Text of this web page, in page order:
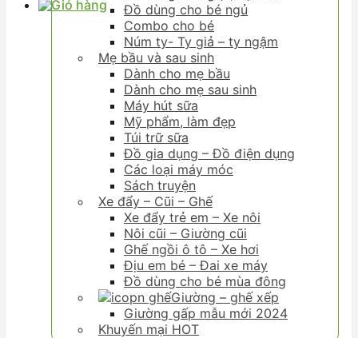
Đồ dùng cho bé ngủ
Combo cho bé
Núm ty- Ty giả – ty ngậm
Mẹ bầu và sau sinh
Dành cho mẹ bầu
Dành cho mẹ sau sinh
Máy hút sữa
Mỹ phẩm, làm đẹp
Túi trữ sữa
Đồ gia dụng – Đồ điện dụng
Các loại máy móc
Sách truyện
Xe đẩy – Cũi – Ghế
Xe đẩy trẻ em – Xe nôi
Nôi cũi – Giường cũi
Ghế ngồi ô tô – Xe hơi
Địu em bé – Đai xe máy
Đồ dùng cho bé mùa đông
Giường – ghế xếp
Giường gấp mẫu mới 2024
Khuyến mại HOT